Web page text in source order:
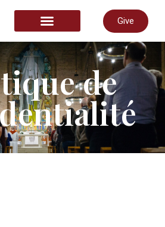
Give
de